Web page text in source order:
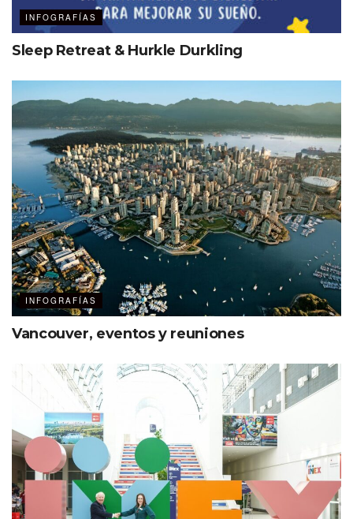
INFOGRAFÍAS
Sleep Retreat & Hurkle Durkling
INFOGRAFÍAS
Vancouver, eventos y reuniones